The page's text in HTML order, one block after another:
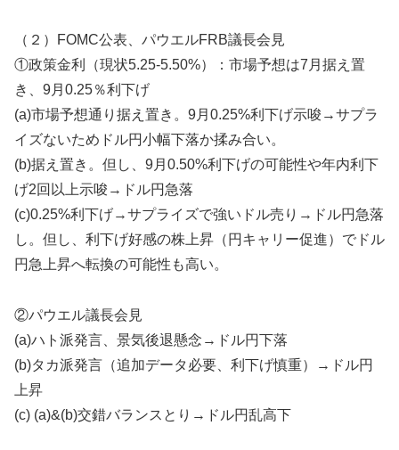
（２）FOMC公表、パウエルFRB議長会見
①政策金利（現状5.25-5.50%）：市場予想は7月据え置
き、9月0.25％利下げ
(a)市場予想通り据え置き。9月0.25%利下げ示唆→サプラ
イズないためドル円小幅下落か揉み合い。
(b)据え置き。但し、9月0.50%利下げの可能性や年内利下
げ2回以上示唆→ドル円急落
(c)0.25%利下げ→サプライズで強いドル売り→ドル円急落
し。但し、利下げ好感の株上昇（円キャリー促進）でドル
円急上昇へ転換の可能性も高い。
②パウエル議長会見
(a)ハト派発言、景気後退懸念→ドル円下落
(b)タカ派発言（追加データ必要、利下げ慎重）→ドル円
上昇
(c) (a)&(b)交錯バランスとり→ドル円乱高下